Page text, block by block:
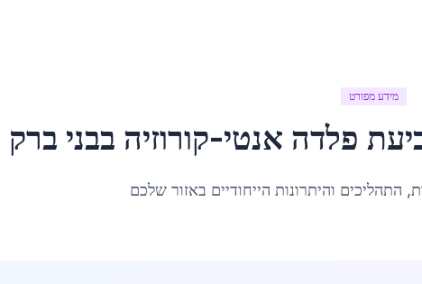
מידע מפורט
פלדה אנטי-קורוזיה בבני ברק
התהליכים והיתרונות הייחודיים באזור שלכם